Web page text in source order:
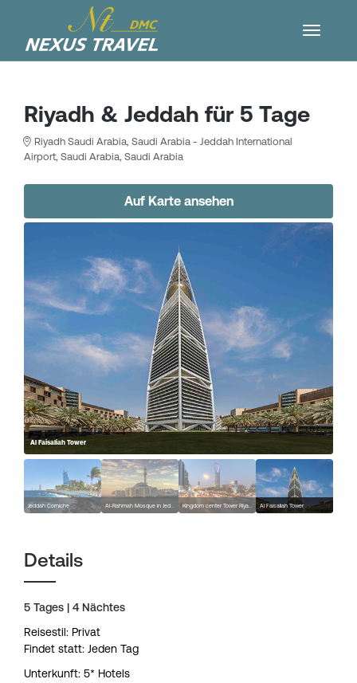
Riyadh & Jeddah für 5 Tage
Riyadh Saudi Arabia, Saudi Arabia - Jeddah International
Airport, Saudi Arabia, Saudi Arabia
Auf Karte ansehen
Al Faisaliah Tower
Al Faisaliah Tower
Jeddah Corniche
Details
5 Tages | 4 Nächtes
Reisestil: Privat
Findet statt: Jeden Tag
Unterkunft: 5* Hotels